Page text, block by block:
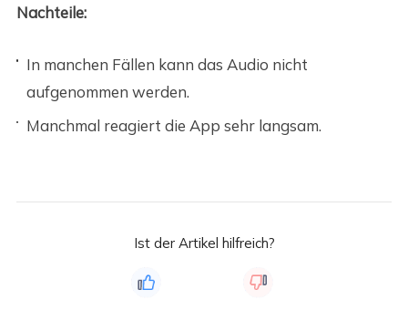
Nachteile:
In manchen Fällen kann das Audio nicht
aufgenommen werden.
Manchmal reagiert die App sehr langsam.
Ist der Artikel hilfreich?